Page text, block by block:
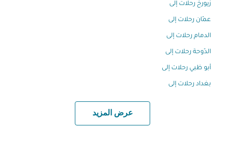
زيورخ رحلات إلى
عمّان رحلات إلى
الدمام رحلات إلى
الدّوحة رحلات إلى
أبو ظبي رحلات إلى
بغداد رحلات إلى
عرض المزيد